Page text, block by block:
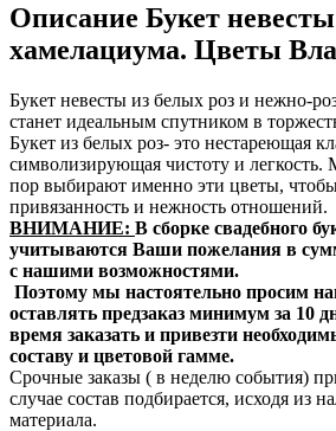
Описание Букет
хамелациума. Цветы
Букет невесты из белых роз и нежно-
станет идеальным спутником в
Букет из белых роз- это нестареющая
символизирующая чистоту и
пор выбирают именно эти цветы, чтобы
привязанность и нежность отношений.
ВНИМАНИЕ: В сборке свадебного
учитываются Ваши пожелания в
с нашими возможностями.
Поэтому мы настоятельно просим
оставлять предзаказ минимум за 10
время заказать и привезти
составу и цветовой гамме.
Срочные заказы ( в неделю события)
случае состав подбирается, исходя из
материала.